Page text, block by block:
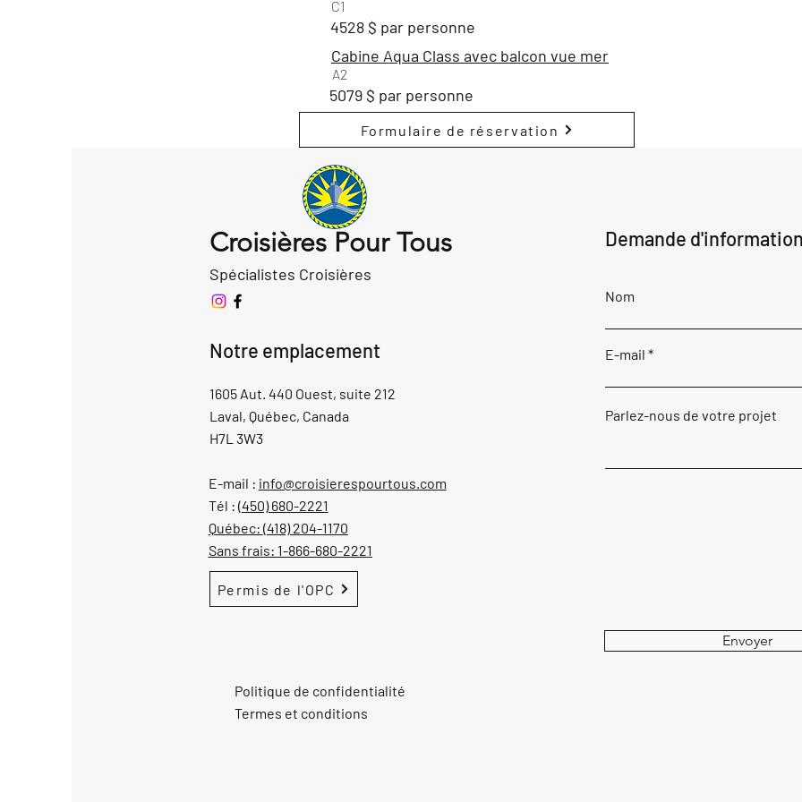
C1
4528 $ par personne
Cabine Aqua Class avec balcon vue mer
A2
5079 $ par personne
Formulaire de réservation
Croisières Pour Tous
Spécialistes Croisières
Notre emplacement
1605 Aut. 440 Ouest, suite 212
Laval, Québec, Canada
H7L 3W3
E-mail : info@croisierespourtous.com
Tél : (450) 680-2221
Québec: (418) 204-1170
Sans frais: 1-866-680-2221
Permis de l'OPC
Demande
Nom
E-mail
Parlez-nous de votre projet
Envoyer
Politique de confidentialité
Termes et conditions